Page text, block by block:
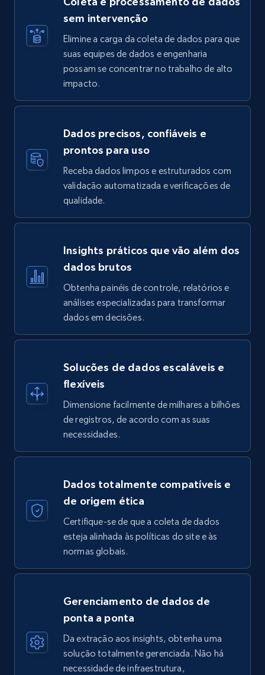
sem intervenção
Elimine a carga da coleta de dados para que
suas equipes de dados e engenharia
possam se concentrar no trabalho de alto
impacto.
Dados precisos, confiáveis e
prontos para uso
Receba dados limpos e estruturados com
validação automatizada e verificações de
qualidade.
Insights práticos que vão além dos
dados brutos
Obtenha painéis de controle, relatórios e
análises especializadas para transformar
dados em decisões.
Soluções de dados escaláveis e
flexíveis
Dimensione facilmente de milhares a bilhões
de registros, de acordo com as suas
necessidades.
Dados totalmente compatíveis e
de origem ética
Certifique-se de que a coleta de dados
esteja alinhada às políticas do site e às
normas globais.
Gerenciamento de dados de
ponta a ponta
Da extração aos insights, obtenha uma
solução totalmente gerenciada. Não há
necessidade de infraestrutura,